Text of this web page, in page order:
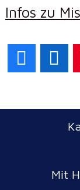
Infos zu
Mit